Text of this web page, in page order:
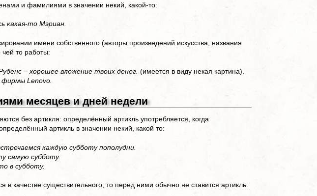
и фамилиями в значении некий, какой-то:
какая-то Мэриан.
имени собственного (авторы произведений искусства, названия
то работы:
– хорошее вложение твоих денег. (имеется в виду некая картина).
Lenovo.
месяцев и дней недели
без артикля: определённый артикль употребляется, когда
артикль в значении некий, какой то:
каждую субботу пополудни.
самую субботу.
в субботу.
в качестве существительного, то перед ними обычно не ставится артикль: